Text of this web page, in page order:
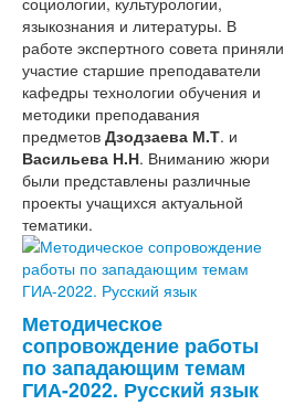
языкознания и литературы. В
работе экспертного совета приняли
участие старшие преподаватели
кафедры технологии обучения и
методики преподавания
предметов Дзодзаева М.Т. и
Васильева Н.Н. Вниманию жюри
были представлены различные
проекты учащихся актуальной
тематики.
Методическое
сопровождение работы
по западающим темам
ГИА-2022. Русский язык